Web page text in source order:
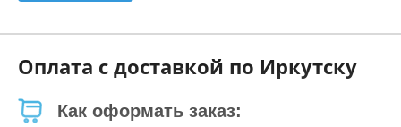
Оплата с доставкой по Иркутску
Как оформать заказ: